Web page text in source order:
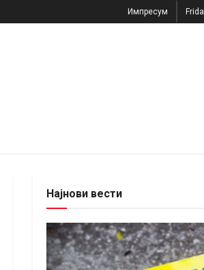
Импресум
Најнови вести